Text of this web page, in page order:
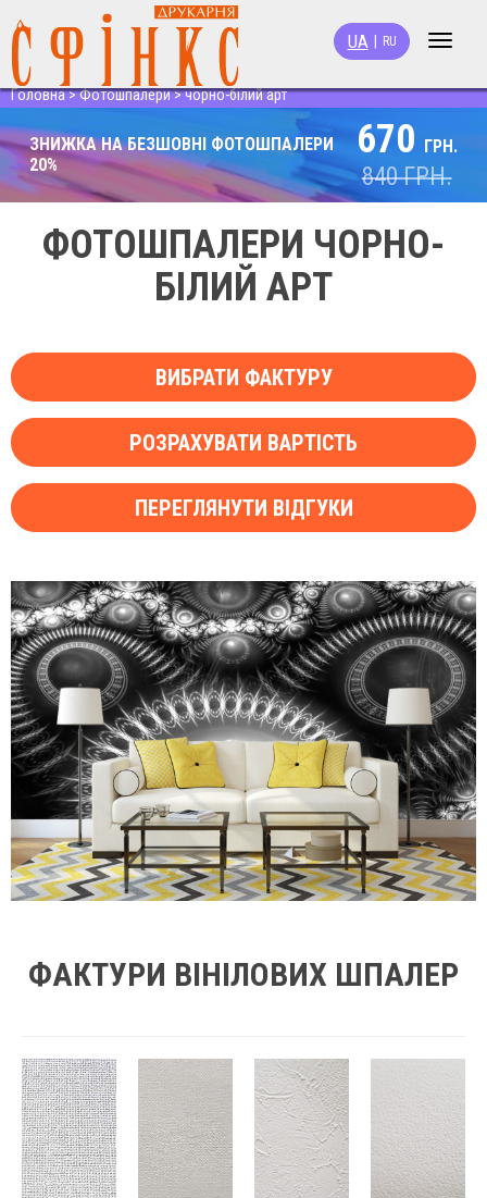
Toggle
UA RU
Головна>Фотошпалери>чорно-білий арт
ЗНИЖКА НА БЕЗШОВНІ ФОТОШПАЛЕРИ
20%
670 ГРН.
840ГРН.
ФОТОШПАЛЕРИ ЧОРНО-
БІЛИЙ АРТ
ВИБРАТИ ФАКТУРУ
РОЗРАХУВАТИ ВАРТІСТЬ
ПЕРЕГЛЯНУТИ ВІДГУКИ
ФАКТУРИ ВІНІЛОВИХ ШПАЛЕР